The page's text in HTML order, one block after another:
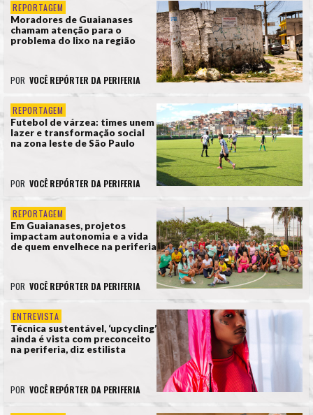
REPORTAGEM
Moradores de Guaianases
chamam atenção para o
problema do lixo na região
POR VOCÊ REPÓRTER DA PERIFERIA
REPORTAGEM
Futebol de várzea: times unem
lazer e transformação social
na zona leste de São Paulo
POR VOCÊ REPÓRTER DA PERIFERIA
REPORTAGEM
Em Guaianases, projetos
impactam autonomia e a vida
de quem envelhece na periferia
POR VOCÊ REPÓRTER DA PERIFERIA
ENTREVISTA
Técnica sustentável, ‘upcycling’
ainda é vista com preconceito
na periferia, diz estilista
POR VOCÊ REPÓRTER DA PERIFERIA